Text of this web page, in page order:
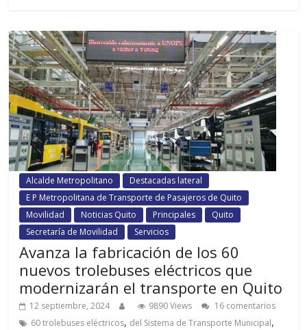
Alcalde Metropolitano
Destacadas lateral
E P Metropolitana de Transporte de Pasajeros de Quito
Movilidad
Noticias Quito Principales
Quito
Secretaría de Movilidad
Servicios
Avanza la fabricación de los 60
nuevos trolebuses eléctricos que
modernizarán el transporte en Quito
12 septiembre, 2024 9890 Views
16 comentarios
60 trolebuses eléctricos, del Sistema de Transporte Municipal,